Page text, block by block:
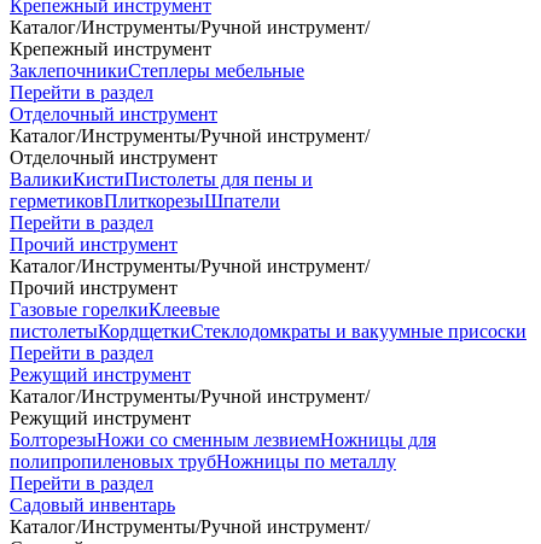
Крепежный инструмент
Каталог/Инструменты/Ручной инструмент/
Крепежный инструмент
ЗаклепочникиСтеплеры мебельные
Перейти в раздел
Отделочный инструмент
Каталог/Инструменты/Ручной инструмент/
Отделочный инструмент
ВаликиКистиПистолеты для пены и
герметиковПлиткорезыШпатели
Перейти в раздел
Прочий инструмент
Каталог/Инструменты/Ручной инструмент/
Прочий инструмент
Газовые горелкиКлеевые
пистолетыКордщеткиСтеклодомкраты и вакуумные присоски
Перейти в раздел
Режущий инструмент
Каталог/Инструменты/Ручной инструмент/
Режущий инструмент
БолторезыНожи со сменным лезвиемНожницы для
полипропиленовых трубНожницы по металлу
Перейти в раздел
Садовый инвентарь
Каталог/Инструменты/Ручной инструмент/